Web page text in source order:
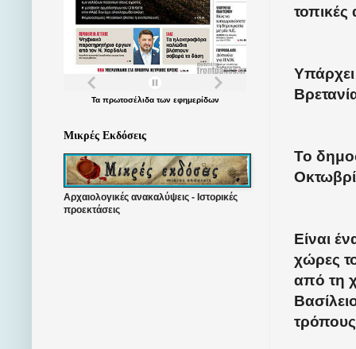
τοπικές
Υπάρχει
Το
Είναι
χώρες
από τη
Τα πρωτοσέλιδατων εφημερίδων
Μικρές Εκδόσεις
Αρχαιολογικές ανακαλύψεις - Ιστορικές
προεκτάσεις